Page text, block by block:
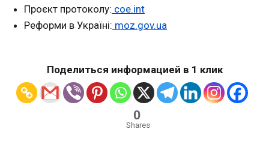
Проєкт протоколу: coe.int
Реформи в Україні: moz.gov.ua
Поделиться информацией в 1 клик
0
Shares